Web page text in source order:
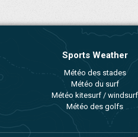
Sports Weather
Météo des stades
Météo du surf
Météo kitesurf / windsurf
Météo des golfs